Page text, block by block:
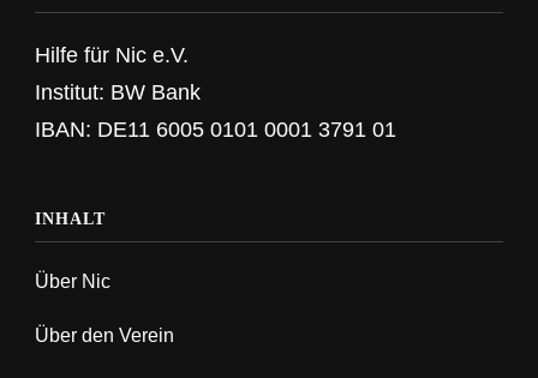
Hilfe für Nic e.V.
Institut: BW Bank
IBAN: DE11 6005 0101 0001 3791 01
INHALT
Über Nic
Über den Verein